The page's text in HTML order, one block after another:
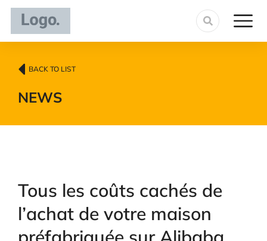
BACK TO LIST
NEWS
Tous les coûts cachés de
l’achat de votre maison